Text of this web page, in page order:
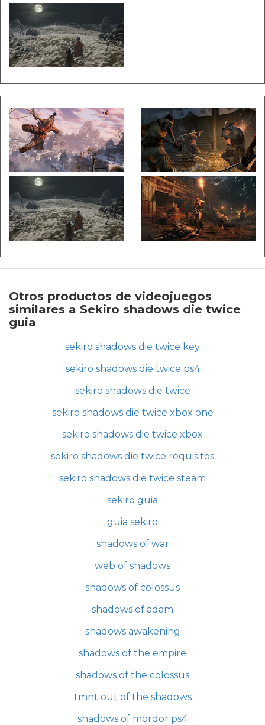
Otros productos de videojuegos
similares a Sekiro shadows die twice
guia
sekiro shadows die twice key
sekiro shadows die twice ps4
sekiro shadows die twice
sekiro shadows die twice xbox one
sekiro shadows die twice xbox
sekiro shadows die twice requisitos
sekiro shadows die twice steam
sekiro guia
guia sekiro
shadows of war
web of shadows
shadows of colossus
shadows of adam
shadows awakening
shadows of the empire
shadows of the colossus
tmnt out of the shadows
shadows of mordor ps4